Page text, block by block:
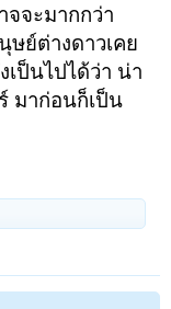
จะมากกว่า
ษย์ต่างดาวเคย
เป็นไปได้ว่า น่า
มาก่อนก็เป็น